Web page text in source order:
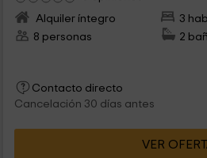
Alquiler íntegro
3
8 personas
2
Contacto directo
Cancelación 30 días antes
VER